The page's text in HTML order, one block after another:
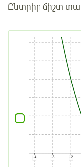
Ընտրիր ճիշտ